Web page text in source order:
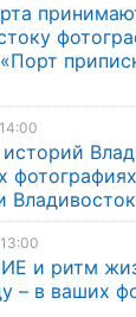
и ритм
– в ваших